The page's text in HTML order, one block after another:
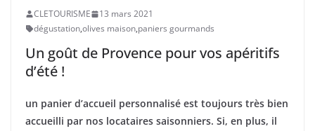
CLETOURISME
13 mars 2021
dégustation,olives maison,paniers gourmands
Un goût de Provence pour vos apéritifs
d’été !
un panier d’accueil personnalisé est toujours très bien
accueilli par nos locataires saisonniers. Si, en plus, il